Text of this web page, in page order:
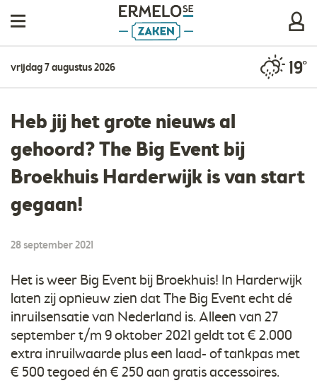
vrijdag 7 augustus 2026 19°
Heb jij het grote nieuws al
gehoord? The Big Event bij
Broekhuis Harderwijk is van start
gegaan!
28 september 2021
Het is weer Big Event bij Broekhuis! In Harderwijk
laten zij opnieuw zien dat The Big Event echt dé
inruilsensatie van Nederland is. Alleen van 27
september t/m 9 oktober 2021 geldt tot € 2.000
extra inruilwaarde plus een laad- of tankpas met
€ 500 tegoed én € 250 aan gratis accessoires.